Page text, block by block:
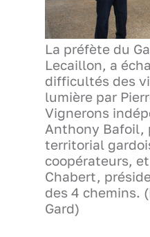
La préfète du
Lecaillon, a
difficultés des
lumière par
Vignerons
Anthony Bafoil,
territorial
coopérateurs,
Chabert,
des 4 chemins.
Gard)